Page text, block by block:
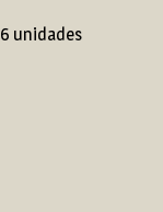
unidades